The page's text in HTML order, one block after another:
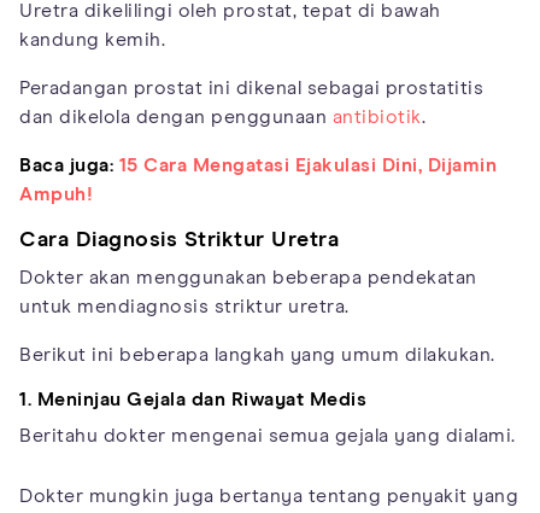
Uretra dikelilingi oleh prostat, tepat di bawah
kandung kemih.
Peradangan prostat ini dikenal sebagai prostatitis
dan dikelola dengan penggunaan antibiotik.
Baca juga: 15 Cara Mengatasi Ejakulasi Dini, Dijamin
Ampuh!
Cara Diagnosis Striktur Uretra
Dokter akan menggunakan beberapa pendekatan
untuk mendiagnosis striktur uretra.
Berikut ini beberapa langkah yang umum dilakukan.
1. Meninjau Gejala dan Riwayat Medis
Beritahu dokter mengenai semua gejala yang dialami.
Dokter mungkin juga bertanya tentang penyakit yang